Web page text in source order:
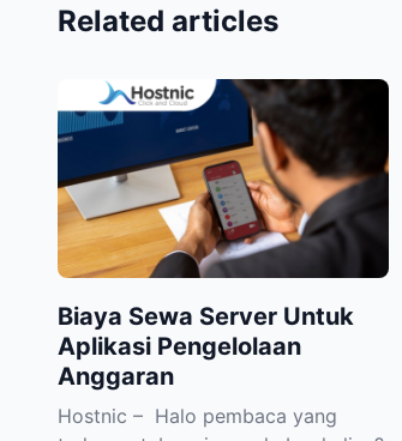
Related articles
Biaya Sewa Server Untuk
Aplikasi Pengelolaan
Anggaran
Hostnic – Halo pembaca yang